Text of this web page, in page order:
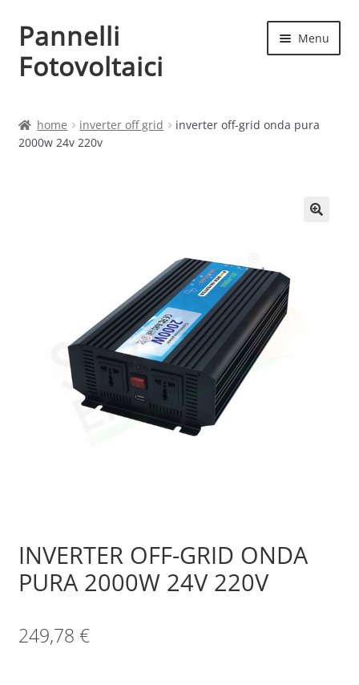
Vai
alla
navigazione
Vai
al
contenuto
Pannelli
Fotovoltaici
Menu
Cart
Produttori
Sample Page
home inverter off grid
inverter off-grid onda pura
2000w 24v 220v
INVERTER OFF-GRID ONDA
PURA 2000W 24V 220V
249,78 €